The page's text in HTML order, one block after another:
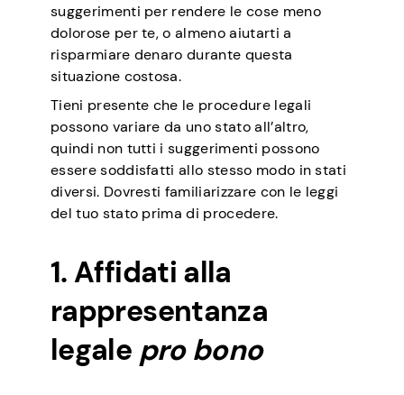
suggerimenti per rendere le cose meno
dolorose per te, o almeno aiutarti a
risparmiare denaro durante questa
situazione costosa.
Tieni presente che le procedure legali
possono variare da uno stato all’altro,
quindi non tutti i suggerimenti possono
essere soddisfatti allo stesso modo in stati
diversi. Dovresti familiarizzare con le leggi
del tuo stato prima di procedere.
1. Affidati alla
rappresentanza
legale pro bono